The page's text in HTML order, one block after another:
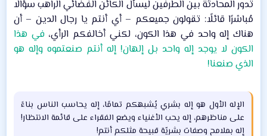
تدور المحادثة بين الطرفين ليسأل الكائن الفضائي الراهب سؤالًا
مُباشرًا قائلًا: تقولون جميعكم – أي أنتم يا رجال الدين – أن
هناك إله واحد في هذا الكون، لكني أخالفكم الرأي،في هذا
الكون لا يوجد إله واحد بل إلهان! إله أنتم صنعتموه وإله هو
الذي صنعنا!
الإله الأول هو إله بشري يُشبهكم تمامًا، إله يحاسب الناس بناءً
على مناظرهم، إله يحب الأغنياء ويضع الفقراء على قائمة الانتظار!
إله بملامح وصفات بشريّة قبيحة مثلكم أنتم!